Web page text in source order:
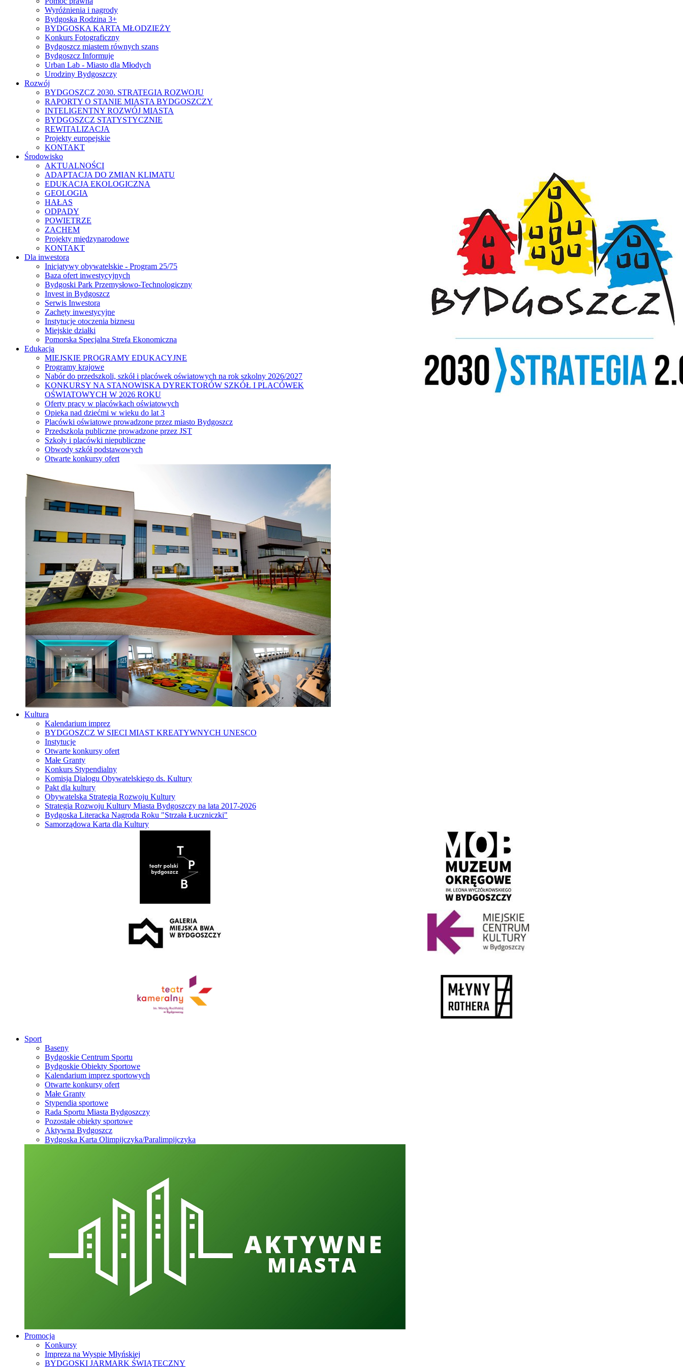
Wyróżnienia i nagrody
Bydgoska Rodzina 3+
BYDGOSKA KARTA MŁODZIEŻY
Konkurs Fotograficzny
Bydgoszcz miastem równych szans
Bydgoszcz Informuje
Urban Lab - Miasto dla Młodych
Urodziny Bydgoszczy
Rozwój
BYDGOSZCZ 2030. STRATEGIA ROZWOJU
RAPORTY O STANIE MIASTA BYDGOSZCZY
INTELIGENTNY ROZWÓJ MIASTA
BYDGOSZCZ STATYSTYCZNIE
REWITALIZACJA
Projekty europejskie
KONTAKT
Środowisko
AKTUALNOŚCI
ADAPTACJA DO ZMIAN KLIMATU
EDUKACJA EKOLOGICZNA
GEOLOGIA
HAŁAS
ODPADY
POWIETRZE
ZACHEM
Projekty międzynarodowe
KONTAKT
Dla inwestora
Inicjatywy obywatelskie - Program 25/75
Baza ofert inwestycyjnych
Bydgoski Park Przemysłowo-Technologiczny
Invest in Bydgoszcz
Serwis Inwestora
Zachęty inwestycyjne
Instytucje otoczenia biznesu
Miejskie działki
Pomorska Specjalna Strefa Ekonomiczna
Edukacja
MIEJSKIE PROGRAMY EDUKACYJNE
Programy krajowe
Nabór do przedszkoli, szkół i placówek oświatowych na rok szkolny 2026/2027
KONKURSY NA STANOWISKA DYREKTORÓW SZKÓŁ I PLACÓWEK
OŚWIATOWYCH W 2026 ROKU
Oferty pracy w placówkach oświatowych
Opieka nad dziećmi w wieku do lat 3
Placówki oświatowe prowadzone przez miasto Bydgoszcz
Przedszkola publiczne prowadzone przez JST
Szkoły i placówki niepubliczne
Obwody szkół podstawowych
Otwarte konkursy ofert
Kultura
Kalendarium imprez
BYDGOSZCZ W SIECI MIAST KREATYWNYCH UNESCO
Instytucje
Otwarte konkursy ofert
Małe Granty
Konkurs Stypendialny
Komisja Dialogu Obywatelskiego ds. Kultury
Pakt dla kultury
Obywatelska Strategia Rozwoju Kultury
Strategia Rozwoju Kultury Miasta Bydgoszczy na lata 2017-2026
Bydgoska Literacka Nagroda Roku "Strzała Łuczniczki"
Samorządowa Karta dla Kultury
Sport
Baseny
Bydgoskie Centrum Sportu
Bydgoskie Obiekty Sportowe
Kalendarium imprez sportowych
Otwarte konkursy ofert
Małe Granty
Stypendia sportowe
Rada Sportu Miasta Bydgoszczy
Pozostałe obiekty sportowe
Aktywna Bydgoszcz
Bydgoska Karta Olimpijczyka/Paralimpijczyka
Promocja
Konkursy
Impreza na Wyspie Młyńskiej
BYDGOSKI JARMARK ŚWIĄTECZNY